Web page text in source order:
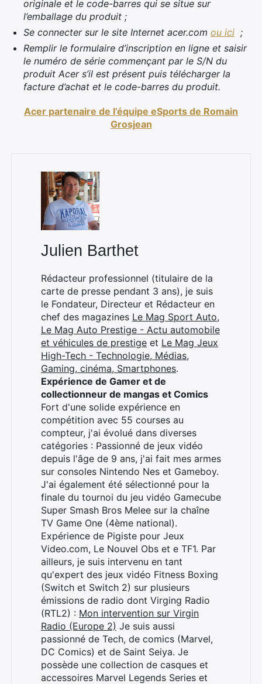
originale et le code-barres qui se situe sur
l’emballage du produit ;
Se connecter sur le site Internet acer.com ou ici ;
Remplir le formulaire d’inscription en ligne et saisir
le numéro de série commençant par le S/N du
produit Acer s’il est présent puis télécharger la
facture d’achat et le code-barres du produit.
Acer partenaire de l’équipe eSports de Romain
Grosjean
Julien Barthet
Rédacteur professionnel (titulaire de la
carte de presse pendant 3 ans), je suis
le Fondateur, Directeur et Rédacteur en
chef des magazines Le Mag Sport Auto,
Le Mag Auto Prestige - Actu automobile
et véhicules de prestige et Le Mag Jeux
High-Tech - Technologie, Médias,
Gaming, cinéma, Smartphones.
Expérience de Gamer et de
collectionneur de mangas et Comics
Fort d'une solide expérience en
compétition avec 55 courses au
compteur, j'ai évolué dans diverses
catégories : Passionné de jeux vidéo
depuis l'âge de 9 ans, j'ai fait mes armes
sur consoles Nintendo Nes et Gameboy.
J'ai également été sélectionné pour la
finale du tournoi du jeu vidéo Gamecube
Super Smash Bros Melee sur la chaîne
TV Game One (4ème national).
Expérience de Pigiste pour Jeux
Video.com, Le Nouvel Obs et e TF1. Par
ailleurs, je suis intervenu en tant
qu'expert des jeux vidéo Fitness Boxing
(Switch et Switch 2) sur plusieurs
émissions de radio dont Virging Radio
(RTL2) : Mon intervention sur Virgin
Radio (Europe 2) Je suis aussi
passionné de Tech, de comics (Marvel,
DC Comics) et de Saint Seiya. Je
possède une collection de casques et
accessoires Marvel Legends Series et
Rechercher